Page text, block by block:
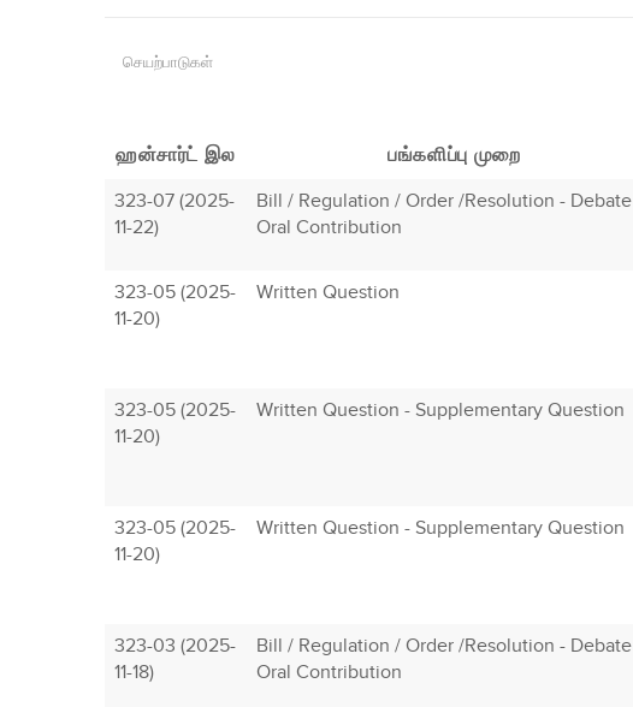
செயற்பாடுகள்
ஹன்சார்ட் இல பங்களிப்பு முறை
323-07 (2025-
11-22)
Bill / Regulation / Order /Resolution - Debate
Oral Contribution
323-05 (2025-
11-20)
Written Question
323-05 (2025-
11-20)
Written Question - Supplementary Question
323-05 (2025-
11-20)
Written Question - Supplementary Question
323-03 (2025-
11-18)
Bill / Regulation / Order /Resolution - Debate
Oral Contribution